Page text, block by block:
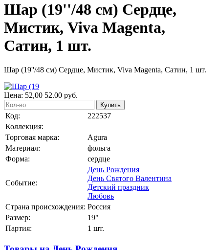
Шар (19''/48 см) Сердце,
Мистик, Viva Magenta,
Сатин, 1 шт.
Шар (19''/48 см) Сердце, Мистик, Viva Magenta, Сатин, 1 шт.
Цена: 52,00 52.00 руб.
Купить
Код:
222537
Коллекция:
Торговая марка:
Agura
Материал:
фольга
Форма:
сердце
Событие:
День Рождения
День Святого Валентина
Детский праздник
Любовь
Страна происхождения: Россия
Размер:
19"
Партия:
1 шт.